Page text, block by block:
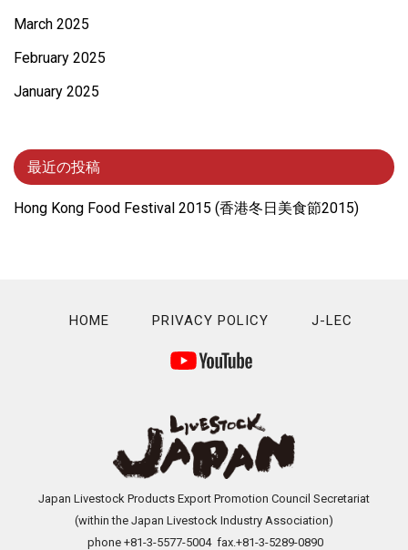
March 2025
February 2025
January 2025
最近の投稿
Hong Kong Food Festival 2015 (⾹港冬⽇美⾷節2015)
HOME PRIVACY POLICY J-LEC
Japan Livestock Products Export Promotion Council Secretariat
(within the Japan Livestock Industry Association)
phone +81-3-5577-5004 fax.+81-3-5289-0890